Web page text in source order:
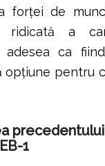
forței de
ridicată a
adesea ca
opțiune pentru
precedentului
1